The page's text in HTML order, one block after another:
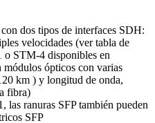
dos tipos de interfaces SDH:
velocidades (ver tabla de
o STM-4 disponibles en
módulos ópticos con varias
km ) y longitud de onda,
fibra)
las ranuras SFP también pueden
SFP